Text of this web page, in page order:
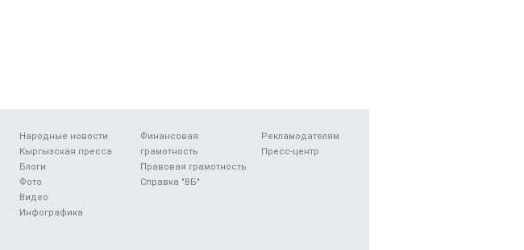
Народные новости
Кыргызская пресса
Блоги
Фото
Видео
Инфографика
Финансовая
грамотность
Правовая грамотность
Справка "ВБ"
Рекламодателям
Пресс-центр